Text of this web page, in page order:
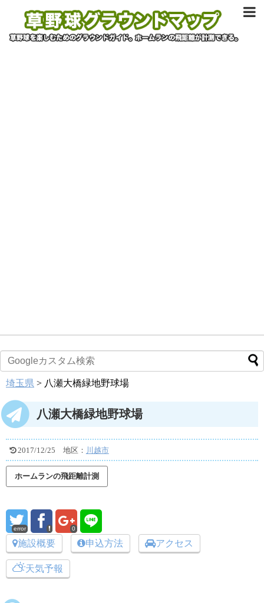
埼玉県 > 八瀬大橋緑地野球場
八瀬大橋緑地野球場
2017/12/25 地区： 川越市
error 0
施設概要 申込方法 アクセス
天気予報